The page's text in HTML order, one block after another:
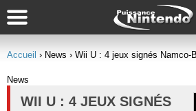
Accueil › News › Wii U : 4 jeux signés Namco-
News
WII U : 4 JEUX SIGNÉS